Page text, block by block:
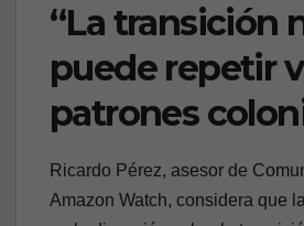
“La transición
puede repetir
patrones
Ricardo Pérez, asesor de
Amazon Watch, considera que